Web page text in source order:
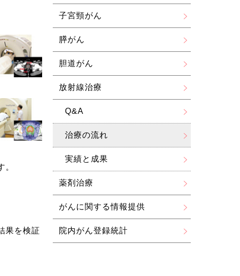
。
果を検証
子宮頸がん
膵がん
胆道がん
放射線治療
Q&A
治療の流れ
実績と成果
薬剤治療
がんに関する情報提供
院内がん登録統計